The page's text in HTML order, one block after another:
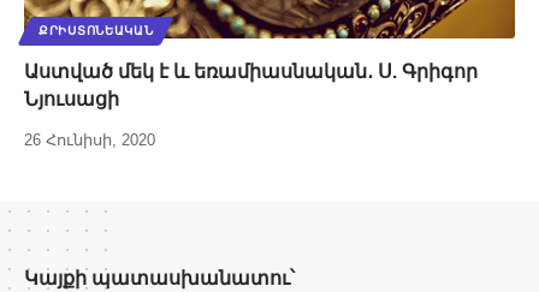
ՔՐԻՍՏՈՆԵԱԿԱՆ
Աստված մեկ է և եռամիասնական․ Ս. Գրիգոր
Նյուսացի
26 Հունիսի, 2020
Կայքի պատասխանատու՝